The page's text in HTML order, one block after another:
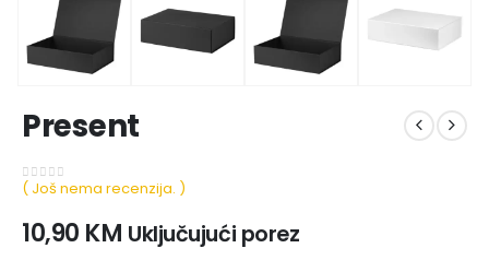
Present
0 out of 5
( Još nema recenzija. )
10,90 KM Uključujući porez